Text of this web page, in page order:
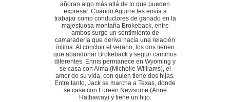
añoran algo más allá de lo que pueden
expresar. Cuando Aguirre les envía a
trabajar como conductores de ganado en la
majestuosa montaña Brokeback, entre
ambos surge un sentimiento de
camaradería que deriva hacia una relación
íntima. Al concluir el verano, los dos tienen
que abandonar Brokeback y seguir caminos
diferentes. Ennis permanece en Wyoming y
se casa con Alma (Michelle Williams), el
amor de su vida, con quien tiene dos hijas.
Entre tanto, Jack se marcha a Texas, donde
se casa con Lureen Newsome (Anne
Hathaway) y tiene un hijo.